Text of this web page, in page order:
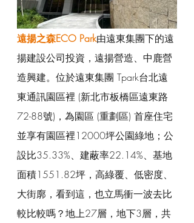
遠揚之森ECO Park由遠東集團下的遠
揚建設公司投資，遠揚營造、中鹿營
造興建。位於遠東集團 Tpark台北遠
東通訊園區裡 (新北市板橋區遠東路
72-88號)，為園區 (重劃區) 首座住宅
並享有園區裡12000坪公園綠地；公
設比35.33%、建蔽率22.14%、基地
面積1551.82坪，高綠覆、低密度、
大街廓，看到這，也立馬衝一波去比
較比較嗎？地上27層，地下3層，共